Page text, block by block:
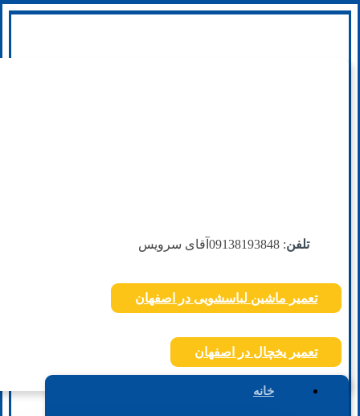
تلفن: 09138193848 آقای سرویس
تعمیر ماشین لباسشویی در اصفهان
تعمیر یخچال در اصفهان
خانه